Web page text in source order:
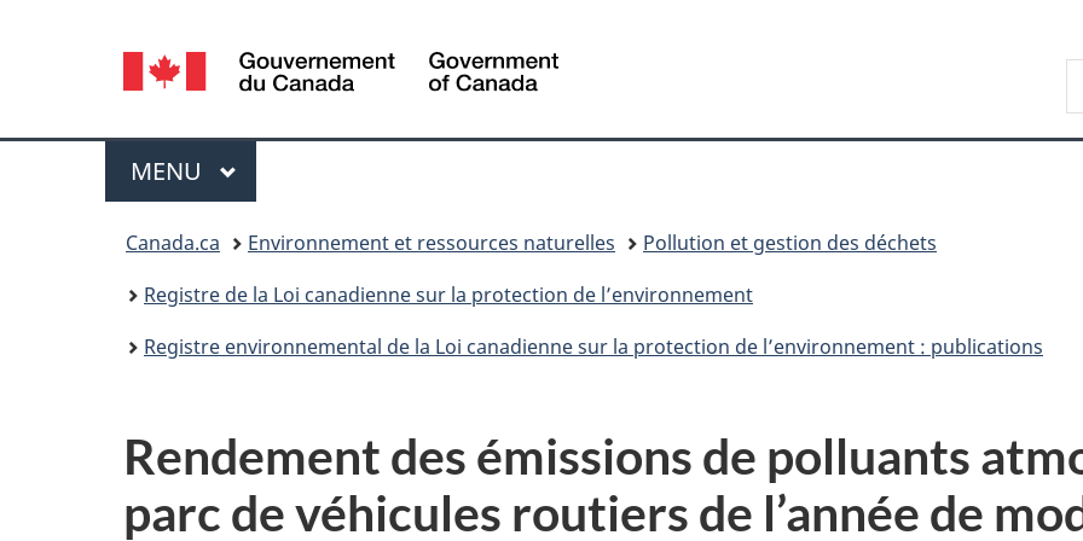
sujet
HTML
Sélection
de
la
langue
Canada
Menu
MENU PRINCIPAL
Canada.ca Environnement et ressources naturelles
Pollution et gestion des déchets
Registre de la Loi canadienne sur la protection de l’environnement
Registre environnemental de la Loi canadienne sur la protection de l’environnement : publications
Rendement des émissions de polluants
parc de véhicules routiers de l’année de